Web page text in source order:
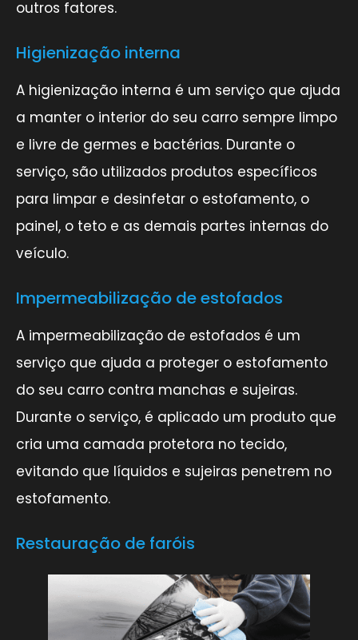
outros fatores.
Higienização interna
A higienização interna é um serviço que ajuda
a manter o interior do seu carro sempre limpo
e livre de germes e bactérias. Durante o
serviço, são utilizados produtos específicos
para limpar e desinfetar o estofamento, o
painel, o teto e as demais partes internas do
veículo.
Impermeabilização de estofados
A impermeabilização de estofados é um
serviço que ajuda a proteger o estofamento
do seu carro contra manchas e sujeiras.
Durante o serviço, é aplicado um produto que
cria uma camada protetora no tecido,
evitando que líquidos e sujeiras penetrem no
estofamento.
Restauração de faróis